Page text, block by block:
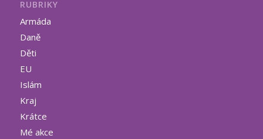
RUBRIKY
Armáda
Daně
Děti
EU
Islám
Kraj
Krátce
Mé akce